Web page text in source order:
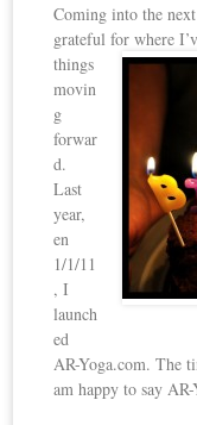
Coming into the
grateful for where
things
movin
g
forwar
d.
Last
year,
en
1/1/11
, I
launch
ed
AR-Yoga.com. The
am happy to say